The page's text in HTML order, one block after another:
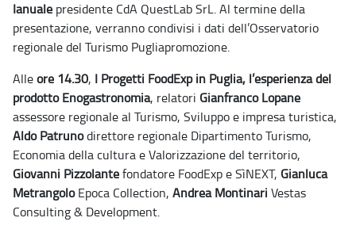
Ianuale presidente CdA QuestLab SrL. Al termine della
presentazione, verranno condivisi i dati dell’Osservatorio
regionale del Turismo Pugliapromozione.
Alleore 14.30, I Progetti FoodExp in Puglia, l’esperienza del
prodotto Enogastronomia, relatori Gianfranco Lopane
assessore regionale al Turismo, Sviluppo e impresa turistica,
Aldo Patrunodirettore regionale Dipartimento Turismo,
Economia della cultura e Valorizzazione del territorio,
Giovanni Pizzolantefondatore FoodExp e SìNEXT, Gianluca
MetrangoloEpoca Collection, Andrea Montinari Vestas
Consulting & Development.